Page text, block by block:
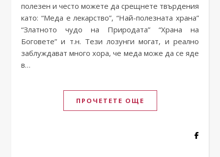
полезен и често можете да срещнете твърдения
като: “Меда е лекарство”, “Най-полезната храна”
“Златното чудо на Природата” “Храна на
Боговете” и т.н. Тези лозунги могат, и реално
заблуждават много хора, че меда може да се яде
в…
ПРОЧЕТЕТЕ ОЩЕ